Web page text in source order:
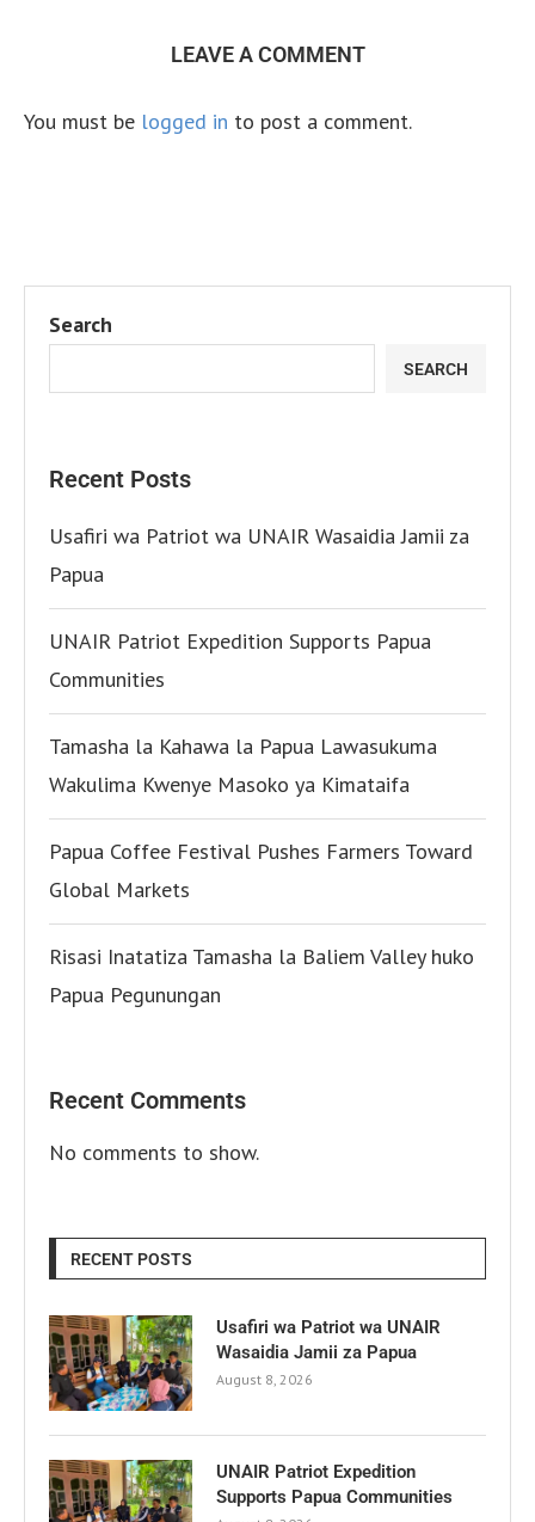
LEAVE A COMMENT
You must be logged in to post a comment.
Search
SEARCH
Recent Posts
Usafiri wa Patriot wa UNAIR Wasaidia Jamii za
Papua
UNAIR Patriot Expedition Supports Papua
Communities
Tamasha la Kahawa la Papua Lawasukuma
Wakulima Kwenye Masoko ya Kimataifa
Papua Coffee Festival Pushes Farmers Toward
Global Markets
Risasi Inatatiza Tamasha la Baliem Valley huko
Papua Pegunungan
Recent Comments
No comments to show.
RECENT POSTS
Usafiri wa Patriot wa UNAIR
Wasaidia Jamii za Papua
August 8, 2026
UNAIR Patriot Expedition
Supports Papua Communities